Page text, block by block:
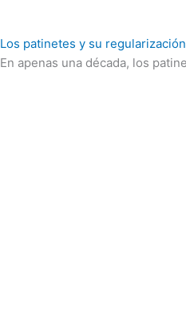
Los patinetes y su regularización
En apenas una década, los